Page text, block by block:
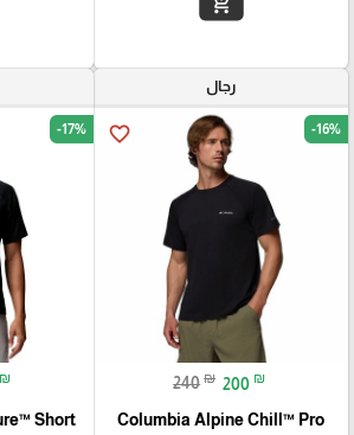
رجال
favorite_border -16%
240 ₪ 200 ₪
Columbia Alpine Chill™ Pro
-17%
₪
Short